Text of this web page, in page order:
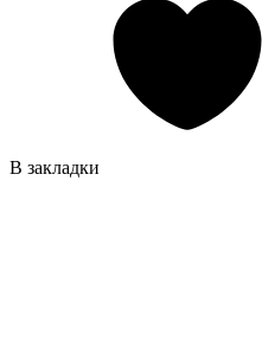
В закладки